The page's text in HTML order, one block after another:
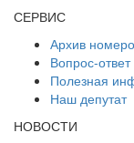
СЕРВИС
Архив
Вопрос-ответ
Полезная
Наш депутат
НОВОСТИ